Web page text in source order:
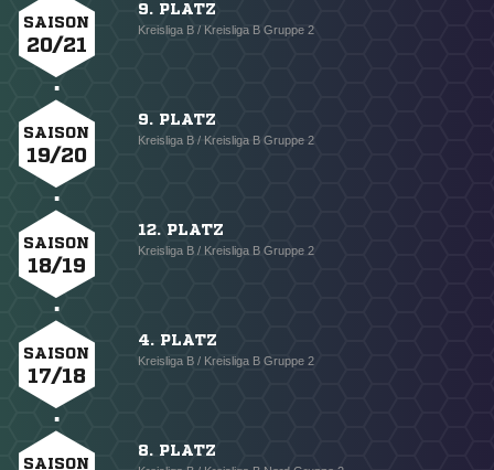
SAISON
20/21
9. PLATZ
Kreisliga B / Kreisliga B Gruppe 2
SAISON
19/20
9. PLATZ
Kreisliga B / Kreisliga B Gruppe 2
SAISON
18/19
12. PLATZ
Kreisliga B / Kreisliga B Gruppe 2
SAISON
17/18
4. PLATZ
Kreisliga B / Kreisliga B Gruppe 2
SAISON
8. PLATZ